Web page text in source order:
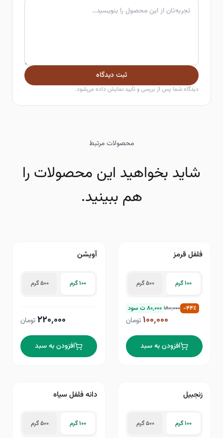
ثبت دیدگاه
دیدگاه شما پس از بررسی و تأیید نمایش داده می‌شود.
محصولات مرتبط
شاید بخواهید این محصولات را
هم ببینید.
فلفل قرمز
۱۰۰ گرم ۵۰۰ گرم
-۴۴٪ ۱۸۰٬۰۰۰ ۸۰٬۰۰۰ت سود
۱۰۰٬۰۰۰تومان
افزودن به سبد
آویشن
۱۰۰ گرم ۵۰۰ گرم
۲۲۰٬۰۰۰تومان
افزودن به سبد
زنجبیل
۱۰۰ گرم ۵۰۰ گرم
دانه فلفل سیاه
۱۰۰ گرم ۵۰۰ گرم